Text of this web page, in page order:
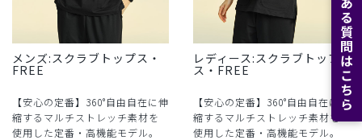
よくある質問はこちら
メンズ:スクラブトップス・
FREE
【安心の定番】360°自由自在に伸
縮するマルチストレッチ素材を
使用した定番・高機能モデル。
レディース:スクラブトップ
ス・FREE
【安心の定番】360°自由自在に伸
縮するマルチストレッチ素材を
使用した定番・高機能モデル。